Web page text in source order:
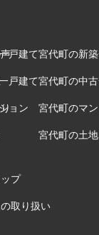
戸建て
戸建て
ョン
宮代町の新
宮代町の中
宮代町のマ
宮代町の土地
プ
取り扱い